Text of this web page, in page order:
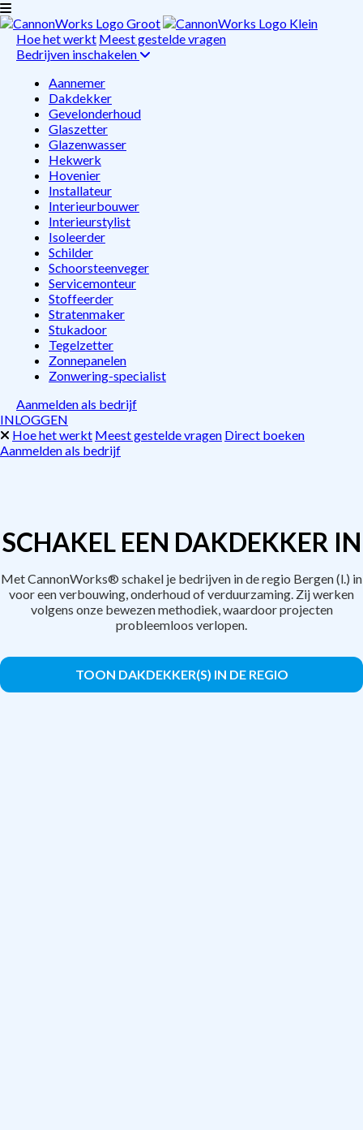
Hoe het werkt Meest gestelde vragen
Bedrijven inschakelen
Aannemer
Dakdekker
Gevelonderhoud
Glaszetter
Glazenwasser
Hekwerk
Hovenier
Installateur
Interieurbouwer
Interieurstylist
Isoleerder
Schilder
Schoorsteenveger
Servicemonteur
Stoffeerder
Stratenmaker
Stukadoor
Tegelzetter
Zonnepanelen
Zonwering-specialist
Aanmelden als bedrijf
INLOGGEN
Hoe het werkt Meest gestelde vragen Direct boeken
Aanmelden als bedrijf
SCHAKEL EEN DAKDEKKER IN
Met CannonWorks® schakel je bedrijven in de regio Bergen (l.) in
voor een verbouwing, onderhoud of verduurzaming. Zij werken
volgens onze bewezen methodiek, waardoor projecten
probleemloos verlopen.
TOON DAKDEKKER(S) IN DE REGIO